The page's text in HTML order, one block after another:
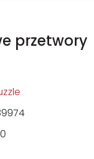
przetwory